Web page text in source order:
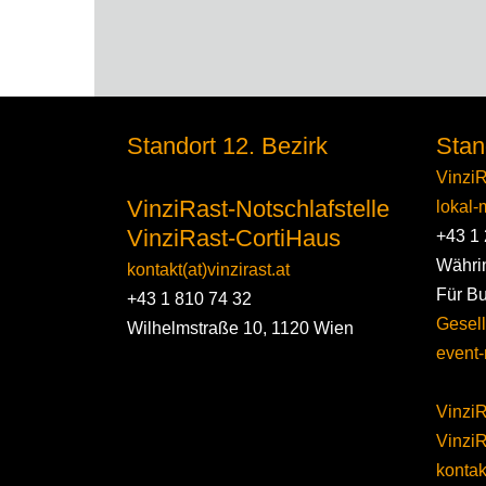
Standort 12. Bezirk
VinziRast-Notschlafstelle
VinziRast-CortiHaus
kontakt(at)vinzirast.at
+43 1 810 74 32
Wilhelmstraße 10, 1120 Wien
lokal-
+43 1
Für